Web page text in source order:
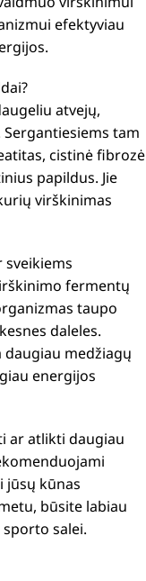
efektyviau
atvejų,
tam
cistinė fibrozė
papildus. Jie
virškinimas
fermentų
taupo
daleles.
daugiau medžiagų
energijos
ar atlikti daugiau
jūsų kūnas
būsite labiau
salei.